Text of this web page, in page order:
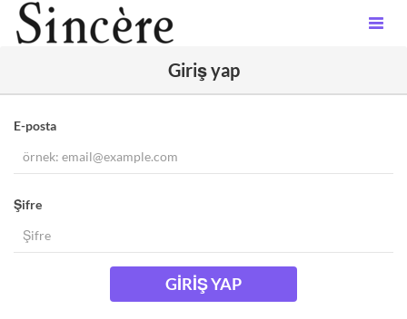
Giriş yap
E-posta
Şifre
GIRIŞ YAP